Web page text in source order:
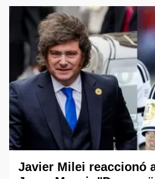
Javier Milei reaccionó